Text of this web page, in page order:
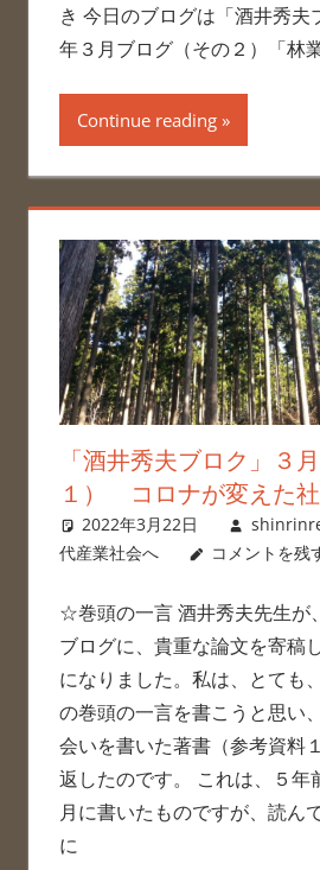
き 今日のブログは「酒井秀夫
年３月ブログ（その２）「林
Continue reading
「酒井秀夫ブロク」３
１） コロナが変えた
2022年3月22日
代産業社会へ
コメントを残
☆巻頭の一言 酒井秀夫先生が
ブログに、貴重な論文を寄稿
になりました。私は、とても
の巻頭の一言を書こうと思い
会いを書いた著書（参考資料
返したのです。 これは、５年
月に書いたものですが、読ん
に